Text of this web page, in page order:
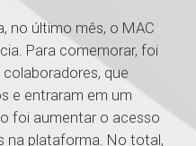
no último mês, o MAC
Para comemorar, foi
que
e entraram em um
foi aumentar o acesso
na plataforma. No total,